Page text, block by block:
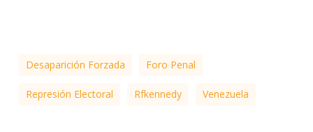
Desaparición Forzada Foro Penal
Represión Electoral Rfkennedy Venezuela